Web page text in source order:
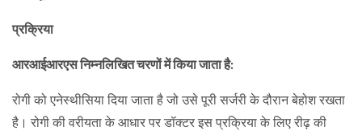
प्रक्रिया
आरआईआरएस निम्नलिखित चरणों में किया जाता है:
रोगी को एनेस्थीसिया दिया जाता है जो उसे पूरी सर्जरी के दौरान बेहोश रखता
है। रोगी की वरीयता के आधार पर डॉक्टर इस प्रक्रिया के लिए रीढ़ की